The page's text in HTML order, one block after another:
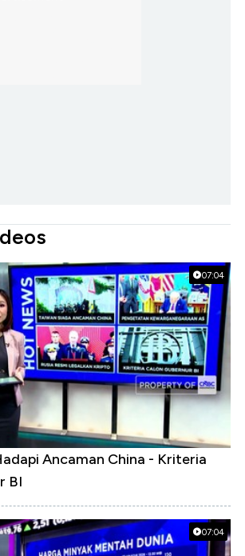
07:04
Ancaman China - Kriteria
BI
07:04